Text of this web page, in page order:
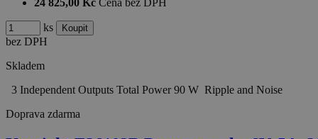
24 825,00 Kč Cena bez DPH
ks
bez DPH
Skladem
3 Independent Outputs Total Power 90 W Ripple and Noise
Doprava zdarma